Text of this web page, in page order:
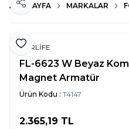
ANA SAYFA MARKALAR
Favoriye Ekle
Paylaş
FORLİFE
FL-6623 W Beyaz
Magnet Armatür
Ürün Kodu : T4147
2.365,19 TL